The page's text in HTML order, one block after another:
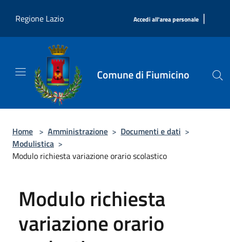
Regione Lazio
Accedi all'area personale |
Comune di Fiumicino
Home > Amministrazione > Documenti e dati >
Modulistica >
Modulo richiesta variazione orario scolastico
Modulo richiesta
variazione orario